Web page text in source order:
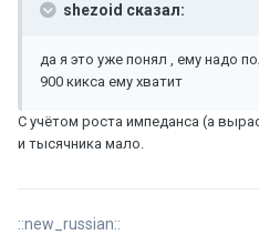
shezoid сказал:
да я это уже понял , ему надо
900 кикса ему хватит
С учётом роста импеданса (а
и тысячника мало.
::new_russian::